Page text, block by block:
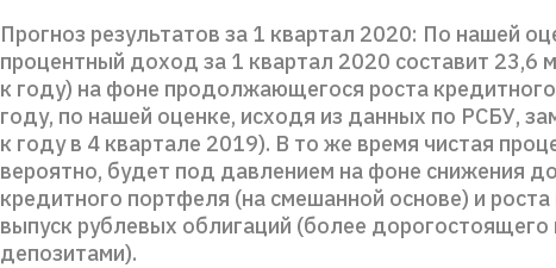
Прогноз результатов за 1 квартал 2020: По нашей
процентный доход за 1 квартал 2020 составит 23,6
к году) на фоне продолжающегося роста
году, по нашей оценке, исходя из данных по РСБУ,
к году в 4 квартале 2019). В то же время чистая
вероятно, будет под давлением на фоне снижения
кредитного портфеля (на смешанной основе) и роста
выпуск рублевых облигаций (более дорогостоящего
депозитами).